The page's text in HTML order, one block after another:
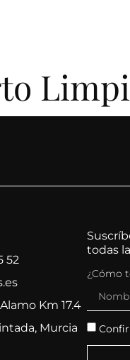
52
Km 17.4
Murcia
todas
¿Cómo